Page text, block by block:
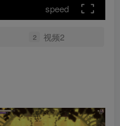
speed
2 视频2